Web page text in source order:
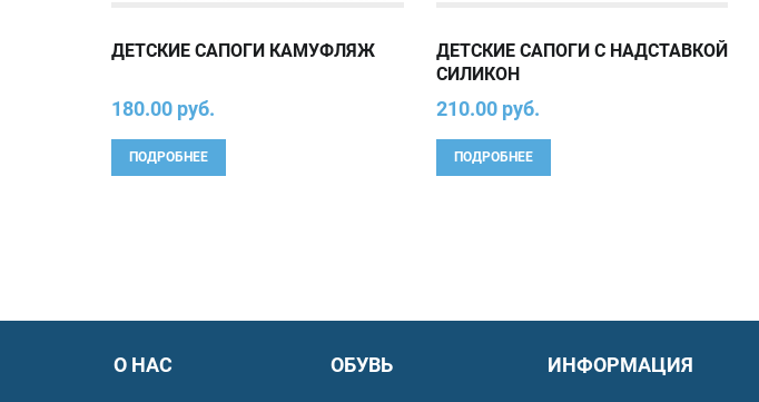
ДЕТСКИЕ САПОГИ КАМУФЛЯЖ
180.00 руб.
ПОДРОБНЕЕ
ДЕТСКИЕ САПОГИ С НАДСТАВКОЙ
СИЛИКОН
210.00 руб.
ПОДРОБНЕЕ
О НАС ОБУВЬ ИНФОРМАЦИЯ